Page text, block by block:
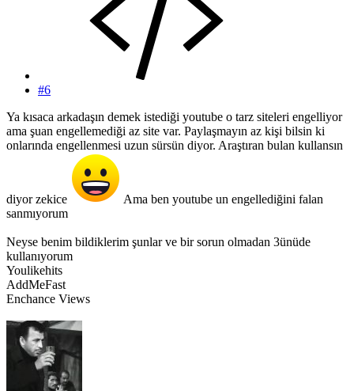
#6
Ya kısaca arkadaşın demek istediği youtube o tarz siteleri engelliyor
ama şuan engellemediği az site var. Paylaşmayın az kişi bilsin ki
onlarında engellenmesi uzun sürsün diyor. Araştıran bulan kullansın
diyor zekice
Ama ben youtube un engellediğini falan
sanmıyorum
Neyse benim bildiklerim şunlar ve bir sorun olmadan 3ünüde
kullanıyorum
Youlikehits
AddMeFast
Enchance Views